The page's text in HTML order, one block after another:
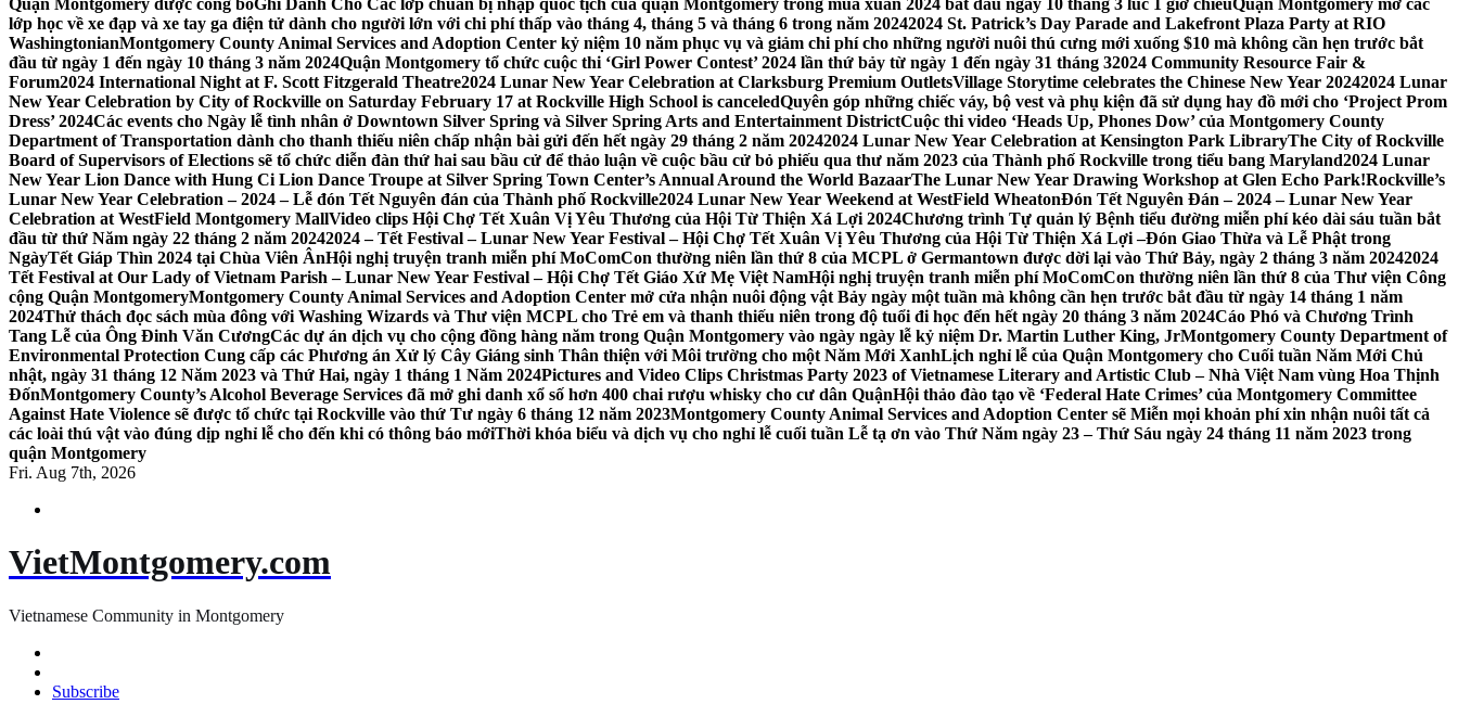
Quận Montgomery được công bốGhi Danh Cho Các lớp chuẩn bị nhập quốc tịch của quận Montgomery trong mùa xuân 2024 bắt đầu ngày 10 tháng 3 lúc 1 giờ chiềuQuận Montgomery mở các
lớp học về xe đạp và xe tay ga điện tử dành cho người lớn với chi phí thấp vào tháng 4, tháng 5 và tháng 6 trong năm 20242024 St. Patrick’s Day Parade and Lakefront Plaza Party at RIO
WashingtonianMontgomery County Animal Services and Adoption Center kỷ niệm 10 năm phục vụ và giảm chi phí cho những người nuôi thú cưng mới xuống $10 mà không cần hẹn trước bắt
đầu từ ngày 1 đến ngày 10 tháng 3 năm 2024Quận Montgomery tổ chức cuộc thi ‘Girl Power Contest’ 2024 lần thứ bảy từ ngày 1 đến ngày 31 tháng 32024 Community Resource Fair &
Forum2024 International Night at F. Scott Fitzgerald Theatre2024 Lunar New Year Celebration at Clarksburg Premium OutletsVillage Storytime celebrates the Chinese New Year 20242024 Lunar
New Year Celebration by City of Rockville on Saturday February 17 at Rockville High School is canceledQuyên góp những chiếc váy, bộ vest và phụ kiện đã sử dụng hay đồ mới cho ‘Project Prom
Dress’ 2024Các events cho Ngày lễ tình nhân ở Downtown Silver Spring và Silver Spring Arts and Entertainment DistrictCuộc thi video ‘Heads Up, Phones Dow’ của Montgomery County
Department of Transportation dành cho thanh thiếu niên chấp nhận bài gửi đến hết ngày 29 tháng 2 năm 20242024 Lunar New Year Celebration at Kensington Park LibraryThe City of Rockville
Board of Supervisors of Elections sẽ tổ chức diễn đàn thứ hai sau bầu cử để thảo luận về cuộc bầu cử bỏ phiếu qua thư năm 2023 của Thành phố Rockville trong tiểu bang Maryland2024 Lunar
New Year Lion Dance with Hung Ci Lion Dance Troupe at Silver Spring Town Center’s Annual Around the World BazaarThe Lunar New Year Drawing Workshop at Glen Echo Park!Rockville’s
Lunar New Year Celebration – 2024 – Lễ đón Tết Nguyên đán của Thành phố Rockville2024 Lunar New Year Weekend at WestField WheatonĐón Tết Nguyên Đán – 2024 – Lunar New Year
Celebration at WestField Montgomery MallVideo clips Hội Chợ Tết Xuân Vị Yêu Thương của Hội Từ Thiện Xá Lợi 2024Chương trình Tự quản lý Bệnh tiểu đường miễn phí kéo dài sáu tuần bắt
đầu từ thứ Năm ngày 22 tháng 2 năm 20242024 – Tết Festival – Lunar New Year Festival – Hội Chợ Tết Xuân Vị Yêu Thương của Hội Từ Thiện Xá Lợi –Đón Giao Thừa và Lễ Phật trong
NgàyTết Giáp Thìn 2024 tại Chùa Viên ÂnHội nghị truyện tranh miễn phí MoComCon thường niên lần thứ 8 của MCPL ở Germantown được dời lại vào Thứ Bảy, ngày 2 tháng 3 năm 20242024
Tết Festival at Our Lady of Vietnam Parish – Lunar New Year Festival – Hội Chợ Tết Giáo Xứ Mẹ Việt NamHội nghị truyện tranh miễn phí MoComCon thường niên lần thứ 8 của Thư viện Công
cộng Quận MontgomeryMontgomery County Animal Services and Adoption Center mở cửa nhận nuôi động vật Bảy ngày một tuần mà không cần hẹn trước bắt đầu từ ngày 14 tháng 1 năm
2024Thử thách đọc sách mùa đông với Washing Wizards và Thư viện MCPL cho Trẻ em và thanh thiếu niên trong độ tuổi đi học đến hết ngày 20 tháng 3 năm 2024Cáo Phó và Chương Trình
Tang Lễ của Ông Đinh Văn CươngCác dự án dịch vụ cho cộng đồng hàng năm trong Quận Montgomery vào ngày ngày lễ kỷ niệm Dr. Martin Luther King, JrMontgomery County Department of
Environmental Protection Cung cấp các Phương án Xử lý Cây Giáng sinh Thân thiện với Môi trường cho một Năm Mới XanhLịch nghỉ lễ của Quận Montgomery cho Cuối tuần Năm Mới Chủ
nhật, ngày 31 tháng 12 Năm 2023 và Thứ Hai, ngày 1 tháng 1 Năm 2024Pictures and Video Clips Christmas Party 2023 of Vietnamese Literary and Artistic Club – Nhà Việt Nam vùng Hoa Thịnh
ĐốnMontgomery County’s Alcohol Beverage Services đã mở ghi danh xổ số hơn 400 chai rượu whisky cho cư dân QuậnHội thảo đào tạo về ‘Federal Hate Crimes’ của Montgomery Committee
Against Hate Violence sẽ được tổ chức tại Rockville vào thứ Tư ngày 6 tháng 12 năm 2023Montgomery County Animal Services and Adoption Center sẽ Miễn mọi khoản phí xin nhận nuôi tất cả
các loài thú vật vào đúng dịp nghỉ lễ cho đến khi có thông báo mớiThời khóa biểu và dịch vụ cho nghỉ lễ cuối tuần Lễ tạ ơn vào Thứ Năm ngày 23 – Thứ Sáu ngày 24 tháng 11 năm 2023 trong
quận Montgomery
Fri. Aug 7th, 2026
VietMontgomery.com
Vietnamese Community in Montgomery
Subscribe